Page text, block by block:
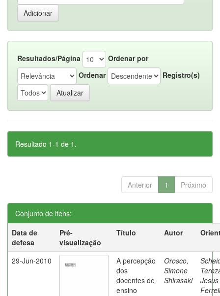
Resultados/Página
Ordenar por
Ordenar
Registro(s)
Resultado 1-1 de 1.
Anterior 1 Próximo
Conjunto de itens:
Data de
defesa
Pré-
visualização
Título Autor
29-Jun-2010
A percepção
dos
docentes de
ensino
Orosco,
Simone
Shirasaki
Jesus